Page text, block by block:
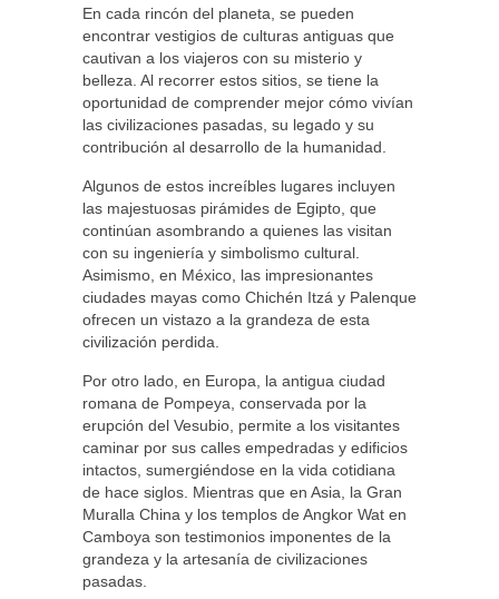
En cada rincón del planeta, se pueden
encontrar vestigios de culturas antiguas que
cautivan a los viajeros con su misterio y
belleza. Al recorrer estos sitios, se tiene la
oportunidad de comprender mejor cómo vivían
las civilizaciones pasadas, su legado y su
contribución al desarrollo de la humanidad.
Algunos de estos increíbles lugares incluyen
las majestuosas pirámides de Egipto, que
continúan asombrando a quienes las visitan
con su ingeniería y simbolismo cultural.
Asimismo, en México, las impresionantes
ciudades mayas como Chichén Itzá y Palenque
ofrecen un vistazo a la grandeza de esta
civilización perdida.
Por otro lado, en Europa, la antigua ciudad
romana de Pompeya, conservada por la
erupción del Vesubio, permite a los visitantes
caminar por sus calles empedradas y edificios
intactos, sumergiéndose en la vida cotidiana
de hace siglos. Mientras que en Asia, la Gran
Muralla China y los templos de Angkor Wat en
Camboya son testimonios imponentes de la
grandeza y la artesanía de civilizaciones
pasadas.